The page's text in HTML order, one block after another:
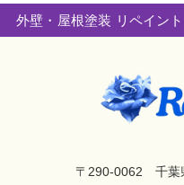
外壁・屋根塗装 リペイン
〒290-0062 千葉